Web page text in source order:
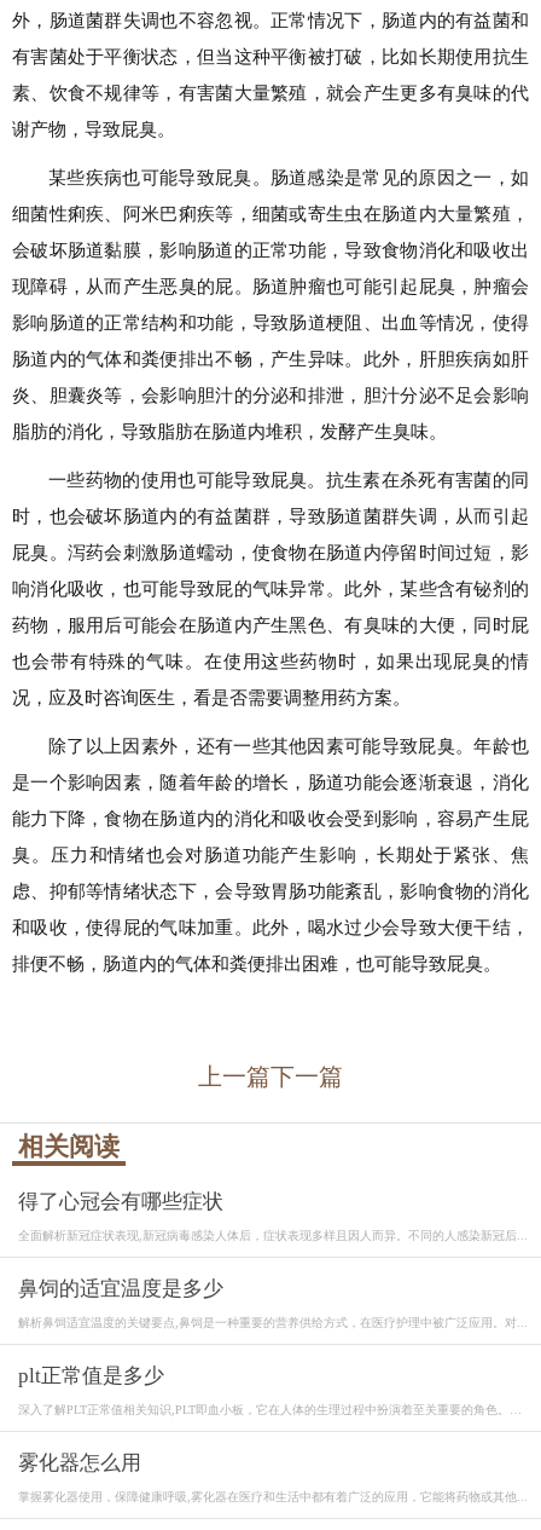
外，肠道菌群失调也不容忽视。正常情况下，肠道内的有益菌和
有害菌处于平衡状态，但当这种平衡被打破，比如长期使用抗生
素、饮食不规律等，有害菌大量繁殖，就会产生更多有臭味的代
谢产物，导致屁臭。
某些疾病也可能导致屁臭。肠道感染是常见的原因之一，如
细菌性痢疾、阿米巴痢疾等，细菌或寄生虫在肠道内大量繁殖，
会破坏肠道黏膜，影响肠道的正常功能，导致食物消化和吸收出
现障碍，从而产生恶臭的屁。肠道肿瘤也可能引起屁臭，肿瘤会
影响肠道的正常结构和功能，导致肠道梗阻、出血等情况，使得
肠道内的气体和粪便排出不畅，产生异味。此外，肝胆疾病如肝
炎、胆囊炎等，会影响胆汁的分泌和排泄，胆汁分泌不足会影响
脂肪的消化，导致脂肪在肠道内堆积，发酵产生臭味。
一些药物的使用也可能导致屁臭。抗生素在杀死有害菌的同
时，也会破坏肠道内的有益菌群，导致肠道菌群失调，从而引起
屁臭。泻药会刺激肠道蠕动，使食物在肠道内停留时间过短，影
响消化吸收，也可能导致屁的气味异常。此外，某些含有铋剂的
药物，服用后可能会在肠道内产生黑色、有臭味的大便，同时屁
也会带有特殊的气味。在使用这些药物时，如果出现屁臭的情
况，应及时咨询医生，看是否需要调整用药方案。
除了以上因素外，还有一些其他因素可能导致屁臭。年龄也
是一个影响因素，随着年龄的增长，肠道功能会逐渐衰退，消化
能力下降，食物在肠道内的消化和吸收会受到影响，容易产生屁
臭。压力和情绪也会对肠道功能产生影响，长期处于紧张、焦
虑、抑郁等情绪状态下，会导致胃肠功能紊乱，影响食物的消化
和吸收，使得屁的气味加重。此外，喝水过少会导致大便干结，
排便不畅，肠道内的气体和粪便排出困难，也可能导致屁臭。
上一篇下一篇
相关阅读
得了心冠会有哪些症状
全面解析新冠症状表现,新冠病毒感染人体后，症状表现多样且因人而异。不同的人感染新冠后...
鼻饲的适宜温度是多少
解析鼻饲适宜温度的关键要点,鼻饲是一种重要的营养供给方式，在医疗护理中被广泛应用。对...
plt正常值是多少
深入了解PLT正常值相关知识,PLT即血小板，它在人体的生理过程中扮演着至关重要的角色。血
雾化器怎么用
掌握雾化器使用，保障健康呼吸,雾化器在医疗和生活中都有着广泛的应用，它能将药物或其他...